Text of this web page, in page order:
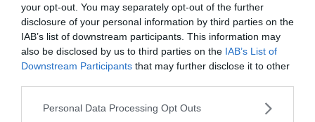
your opt-out. You may separately opt-out of the further
disclosure of your personal information by third parties on the
IAB’s list of downstream participants. This information may
also be disclosed by us to third parties on the IAB’s List of
Downstream Participants that may further disclose it to other
Please note that this website/app uses one or more Google
Personal Data Processing Opt Outs
studioso in Amore liquido(Laterza, 2003), non c’è più
un impegno a lungo termine, uninvestimento
emotivo-affettivo. No: appena qualcosa non va
secondo le proprie aspettative sembra si possa
con